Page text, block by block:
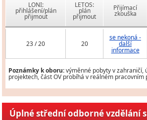
LONI:
přihlášení/plán
přijmout
LETOS:
plán
přijmout
Přijímací
zkouška
23 / 20 20
se nekoná -
další
informace
Poznámky k oboru:výměnné pobyty v zahraničí,
projektech, část OV probíhá v reálném pracovním
Úplné střední odborné vzdělání